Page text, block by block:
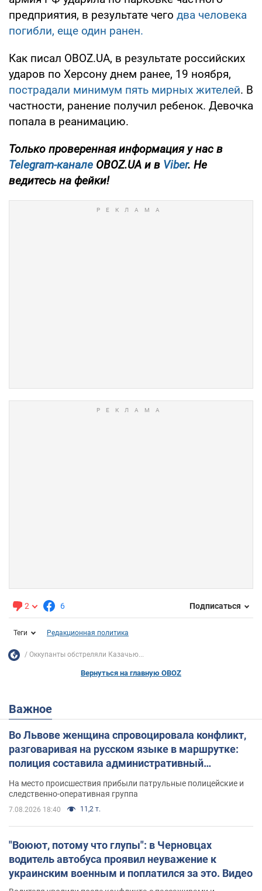
предприятия, в результате чего два человека
погибли, еще один ранен.
Как писал OBOZ.UA, в результате российских
ударов по Херсону днем ранее, 19 ноября,
пострадали минимум пять мирных жителей. В
частности, ранение получил ребенок. Девочка
попала в реанимацию.
Только проверенная информация у нас в
Telegram-канале OBOZ.UA и в Viber. Не
ведитесь на фейки!
2 6 Подписаться
Теги Редакционная политика
Оккупанты обстреляли Казачью...
Вернуться на главную OBOZ
Важное
Во Львове женщина спровоцировала конфликт,
разговаривая на русском языке в маршрутке:
полиция составила административный
На место происшествия прибыли патрульные полицейские и
следственно-оперативная группа
7.08.2026 18:40 11,2 т.
"Воюют, потому что глупы": в Черновцах
водитель автобуса проявил неуважение к
украинским военным и поплатился за это. Видео